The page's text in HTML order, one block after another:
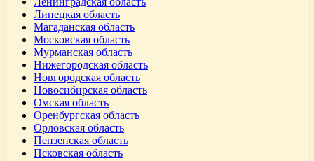
Липецкая область
Магаданская область
Московская область
Мурманская область
Нижегородская область
Новгородская область
Новосибирская область
Омская область
Оренбургская область
Орловская область
Пензенская область
Псковская область